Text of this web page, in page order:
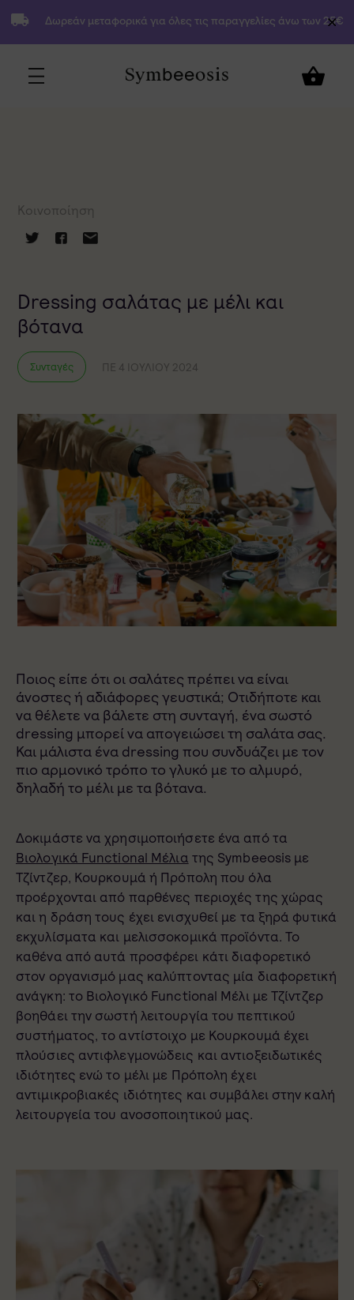
Δωρεάν μεταφορικά για όλες τις παραγγελίες άνω των 25€
Κοινοποίηση
Dressing σαλάτας με μέλι και
βότανα
Συνταγές ΠΕ 4 ΙΟΥΛΊΟΥ 2024
Ποιος είπε ότι οι σαλάτες πρέπει να είναι
άνοστες ή αδιάφορες γευστικά; Οτιδήποτε και
να θέλετε να βάλετε στη συνταγή, ένα σωστό
dressing μπορεί να απογειώσει τη σαλάτα σας.
Και μάλιστα ένα dressing που συνδυάζει με τον
πιο αρμονικό τρόπο το γλυκό με το αλμυρό,
δηλαδή το μέλι με τα βότανα.
Δοκιμάστε να χρησιμοποιήσετε ένα από τα
Βιολογικά Functional Μέλια της Symbeeosis με
Τζίντζερ, Κουρκουμά ή Πρόπολη που όλα
προέρχονται από παρθένες περιοχές της χώρας
και η δράση τους έχει ενισχυθεί με τα ξηρά φυτικά
εκχυλίσματα και μελισσοκομικά προϊόντα. Το
καθένα από αυτά προσφέρει κάτι διαφορετικό
στον οργανισμό μας καλύπτοντας μία διαφορετική
ανάγκη: το Βιολογικό Functional Μέλι με Τζίντζερ
βοηθάει την σωστή λειτουργία του πεπτικού
συστήματος, το αντίστοιχο με Κουρκουμά έχει
πλούσιες αντιφλεγμονώδεις και αντιοξειδωτικές
ιδιότητες ενώ το μέλι με Πρόπολη έχει
αντιμικροβιακές ιδιότητες και συμβάλει στην καλή
λειτουργεία του ανοσοποιητικού μας.